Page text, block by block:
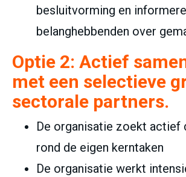
besluitvorming en
belanghebbenden over
Optie 2: Actief
met een selectieve
sectorale partners.
De organisatie zoekt actief
rond de eigen kerntaken
De organisatie werkt